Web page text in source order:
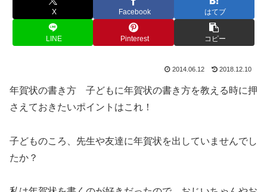
X Facebook はてブ
LINE Pinterest コピー
2014.06.12 2018.12.10
年賀状の書き方 子どもに年賀状の書き方を教える時に押
さえておきたいポイントはこれ！
子どものころ、先生や友達に年賀状を出していませんでし
たか？